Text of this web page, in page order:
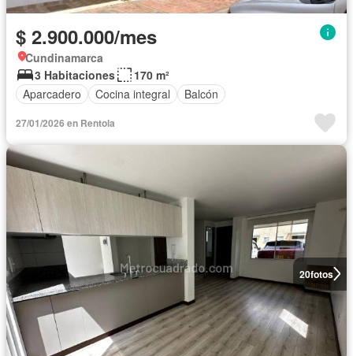
$ 2.900.000/mes
Cundinamarca
3 Habitaciones
170 m²
Aparcadero
Cocina integral Balcón
27/01/2026 en Rentola
20fotos